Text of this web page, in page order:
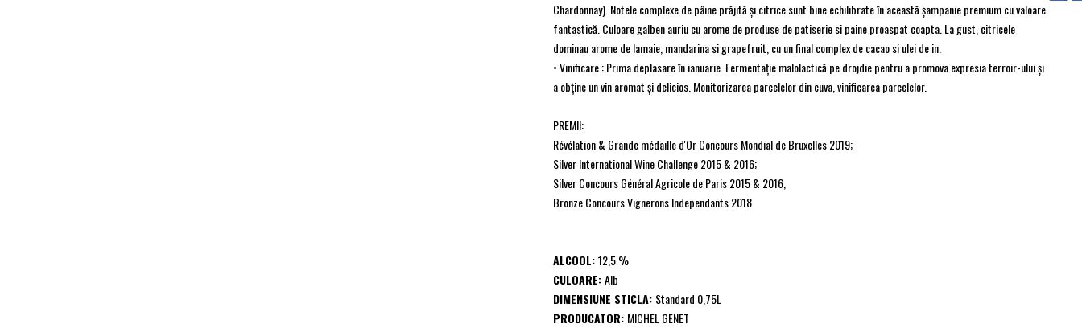
Chardonnay). Notele complexe de pâine prăjită și citrice sunt bine echilibrate în această șampanie premium cu valoare
fantastică. Culoare galben auriu cu arome de produse de patiserie si paine proaspat coapta. La gust, citricele
dominau arome de lamaie, mandarina si grapefruit, cu un final complex de cacao si ulei de in.
• Vinificare : Prima deplasare în ianuarie. Fermentație malolactică pe drojdie pentru a promova expresia terroir-ului și
a obține un vin aromat și delicios. Monitorizarea parcelelor din cuva, vinificarea parcelelor.
PREMII:
Révélation & Grande médaille d'Or Concours Mondial de Bruxelles 2019;
Silver International Wine Challenge 2015 & 2016;
Silver Concours Général Agricole de Paris 2015 & 2016,
Bronze Concours Vignerons Independants 2018
ALCOOL:12,5 %
CULOARE:Alb
DIMENSIUNE STICLA: Standard 0,75L
PRODUCATOR: MICHEL GENET